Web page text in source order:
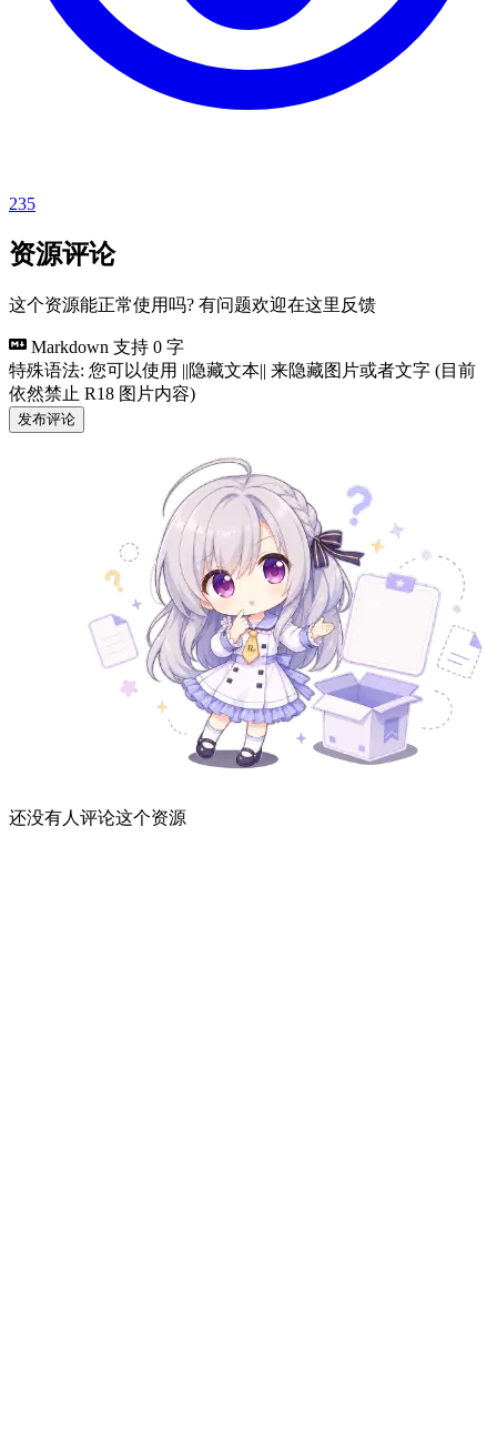
235
资源评论
这个资源能正常使用吗? 有问题欢迎在这里反馈
Markdown 支持 0 字
特殊语法: 您可以使用 ||隐藏文本|| 来隐藏图片或者文字 (目前
依然禁止 R18 图片内容)
发布评论
还没有人评论这个资源